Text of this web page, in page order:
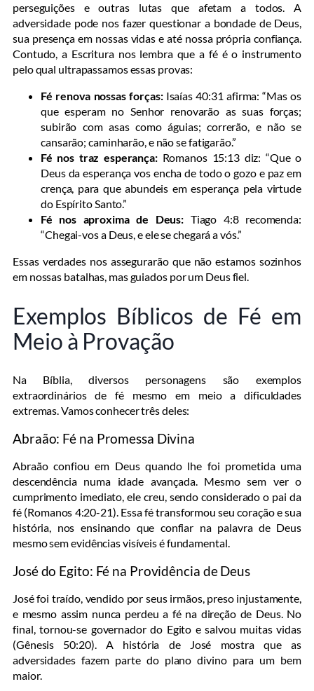
perseguições e outras lutas que afetam a todos. A
adversidade pode nos fazer questionar a bondade de Deus,
sua presença em nossas vidas e até nossa própria confiança.
Contudo, a Escritura nos lembra que a fé é o instrumento
pelo qual ultrapassamos essas provas:
Fé renova nossas forças:Isaías 40:31 afirma: “Mas os
que esperam no Senhor renovarão as suas forças;
subirão com asas como águias; correrão, e não se
cansarão; caminharão, e não se fatigarão.”
Fé nos traz esperança:Romanos 15:13 diz: “Que o
Deus da esperança vos encha de todo o gozo e paz em
crença, para que abundeis em esperança pela virtude
do Espírito Santo.”
Fé nos aproxima de Deus: Tiago 4:8 recomenda:
“Chegai-vos a Deus, e ele se chegará a vós.”
Essas verdades nos assegurarão que não estamos sozinhos
em nossas batalhas, mas guiados por um Deus fiel.
Exemplos Bíblicos de Fé em
Meio à Provação
Na Bíblia, diversos personagens são exemplos
extraordinários de fé mesmo em meio a dificuldades
extremas. Vamos conhecer três deles:
Abraão: Fé na Promessa Divina
Abraão confiou em Deus quando lhe foi prometida uma
descendência numa idade avançada. Mesmo sem ver o
cumprimento imediato, ele creu, sendo considerado o pai da
fé (Romanos 4:20-21). Essa fé transformou seu coração e sua
história, nos ensinando que confiar na palavra de Deus
mesmo sem evidências visíveis é fundamental.
José do Egito: Fé na Providência de Deus
José foi traído, vendido por seus irmãos, preso injustamente,
e mesmo assim nunca perdeu a fé na direção de Deus. No
final, tornou-se governador do Egito e salvou muitas vidas
(Gênesis 50:20). A história de José mostra que as
adversidades fazem parte do plano divino para um bem
maior.